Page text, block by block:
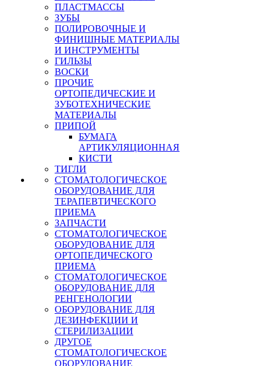
ПЛАСТМАССЫ
ЗУБЫ
ПОЛИРОВОЧНЫЕ И
ФИНИШНЫЕ МАТЕРИАЛЫ
И ИНСТРУМЕНТЫ
ГИЛЬЗЫ
ВОСКИ
ПРОЧИЕ
ОРТОПЕДИЧЕСКИЕ И
ЗУБОТЕХНИЧЕСКИЕ
МАТЕРИАЛЫ
ПРИПОЙ
БУМАГА
АРТИКУЛЯЦИОННАЯ
КИСТИ
ТИГЛИ
СТОМАТОЛОГИЧЕСКОЕ
ОБОРУДОВАНИЕ ДЛЯ
ТЕРАПЕВТИЧЕСКОГО
ПРИЕМА
ЗАПЧАСТИ
СТОМАТОЛОГИЧЕСКОЕ
ОБОРУДОВАНИЕ ДЛЯ
ОРТОПЕДИЧЕСКОГО
ПРИЕМА
СТОМАТОЛОГИЧЕСКОЕ
ОБОРУДОВАНИЕ ДЛЯ
РЕНГЕНОЛОГИИ
ОБОРУДОВАНИЕ ДЛЯ
ДЕЗИНФЕКЦИИ И
СТЕРИЛИЗАЦИИ
ДРУГОЕ
СТОМАТОЛОГИЧЕСКОЕ
ОБОРУДОВАНИЕ